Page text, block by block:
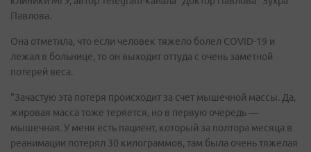
Павлова.
Она отметила, что если человек тяжело болел COVID-19 и
лежал в больнице, то он выходит оттуда с очень заметной
потерей веса.
"Зачастую эта потеря происходит за счет мышечной массы. Да,
жировая масса тоже теряется, но в первую очередь —
мышечная. У меня есть пациент, который за полтора месяца в
реанимации потерял 30 килограммов, там была очень тяжелая